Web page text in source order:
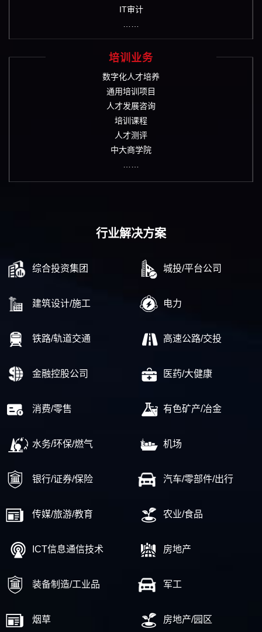
IT审计
培训业务
数字化人才培养
通用培训项目
人才发展咨询
培训课程
人才测评
中大商学院
行业解决方案
综合投资集团 城投/平台公司
建筑设计/施工 电力
铁路/轨道交通 高速公路/交投
金融控股公司 医药/大健康
消费/零售 有色矿产/冶金
水务/环保/燃气 机场
银行/证券/保险 汽车/零部件/出行
传媒/旅游/教育 农业/食品
ICT信息通信技术 房地产
装备制造/工业品 军工
烟草 房地产/园区